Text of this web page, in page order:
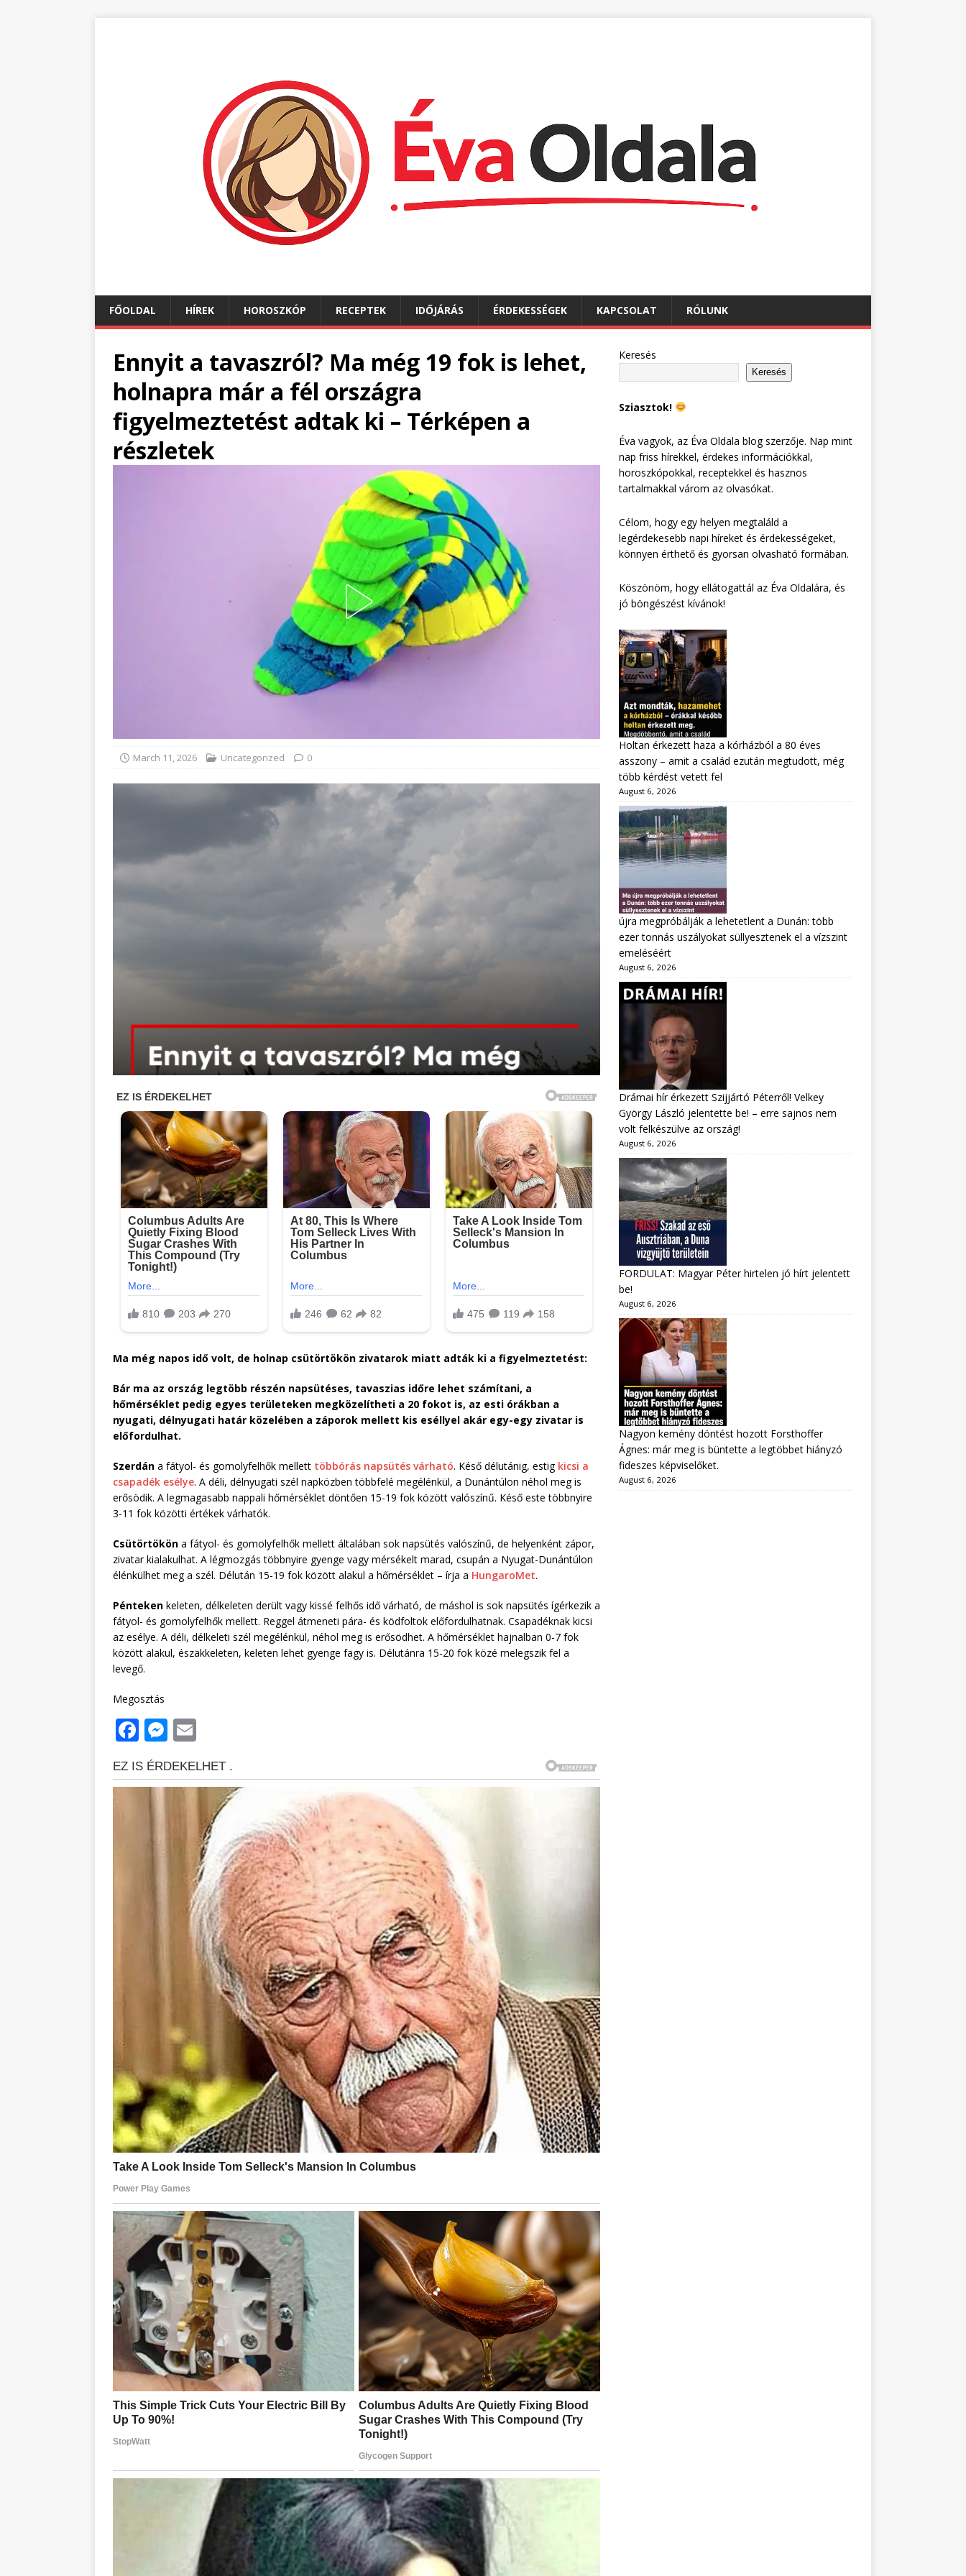
FŐOLDAL HÍREK HOROSZKÓP RECEPTEK IDŐJÁRÁS ÉRDEKESSÉGEK KAPCSOLAT RÓLUNK
Ennyit a tavaszról? Ma még 19 fok is lehet,
holnapra már a fél országra
figyelmeztetést adtak ki – Térképen a
részletek
March 11, 2026 Uncategorized 0
Ma még napos idő volt, de holnap csütörtökön zivatarok miatt adták ki a figyelmeztetést:
Bár ma az ország legtöbb részén napsütéses, tavaszias időre lehet számítani, a
hőmérséklet pedig egyes területeken megközelítheti a 20 fokot is, az esti órákban a
nyugati, délnyugati határ közelében a záporok mellett kis eséllyel akár egy-egy zivatar is
előfordulhat.
Szerdán a fátyol- és gomolyfelhők mellett többórás napsütés várható. Késő délutánig, estig kicsi a
csapadék esélye. A déli, délnyugati szél napközben többfelé megélénkül, a Dunántúlon néhol meg is
erősödik. A legmagasabb nappali hőmérséklet döntően 15-19 fok között valószínű. Késő este többnyire
3-11 fok közötti értékek várhatók.
Csütörtökön a fátyol- és gomolyfelhők mellett általában sok napsütés valószínű, de helyenként zápor,
zivatar kialakulhat. A légmozgás többnyire gyenge vagy mérsékelt marad, csupán a Nyugat-Dunántúlon
élénkülhet meg a szél. Délután 15-19 fok között alakul a hőmérséklet – írja a HungaroMet.
Pénteken keleten, délkeleten derült vagy kissé felhős idő várható, de máshol is sok napsütés ígérkezik a
fátyol- és gomolyfelhők mellett. Reggel átmeneti pára- és ködfoltok előfordulhatnak. Csapadéknak kicsi
az esélye. A déli, délkeleti szél megélénkül, néhol meg is erősödhet. A hőmérséklet hajnalban 0-7 fok
között alakul, északkeleten, keleten lehet gyenge fagy is. Délutánra 15-20 fok közé melegszik fel a
levegő.
Megosztás
F
a
c
e
M
ss
e
g
ai
l
Keresés
Keresés
Sziasztok!
Éva vagyok, az Éva Oldala blog szerzője. Nap mint
nap friss hírekkel, érdekes információkkal,
horoszkópokkal, receptekkel és hasznos
tartalmakkal várom az olvasókat.
Célom, hogy egy helyen megtaláld a
legérdekesebb napi híreket és érdekességeket,
könnyen érthető és gyorsan olvasható formában.
Köszönöm, hogy ellátogattál az Éva Oldalára, és
jó böngészést kívánok!
Holtan érkezett haza a kórházból a 80 éves
asszony – amit a család ezután megtudott, még
több kérdést vetett fel
August 6, 2026
újra megpróbálják a lehetetlent a Dunán: több
ezer tonnás uszályokat süllyesztenek el a vízszint
emeléséért
August 6, 2026
Drámai hír érkezett Szijjártó Péterről! Velkey
György László jelentette be! – erre sajnos nem
volt felkészülve az ország!
August 6, 2026
FORDULAT: Magyar Péter hirtelen jó hírt jelentett
be!
August 6, 2026
Nagyon kemény döntést hozott Forsthoffer
Ágnes: már meg is büntette a legtöbbet hiányzó
fideszes képviselőket.
August 6, 2026